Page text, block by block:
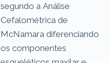
segundo a Análise
Cefalométrica de
McNamara diferenciando
os componentes